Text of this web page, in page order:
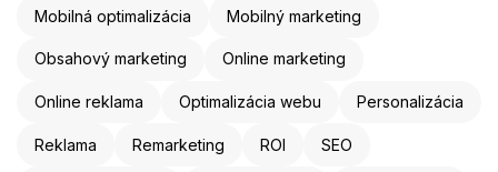
Mobilná optimalizácia Mobilný marketing
Obsahový marketing Online marketing
Online reklama Optimalizácia webu Personalizácia
Reklama Remarketing ROI SEO